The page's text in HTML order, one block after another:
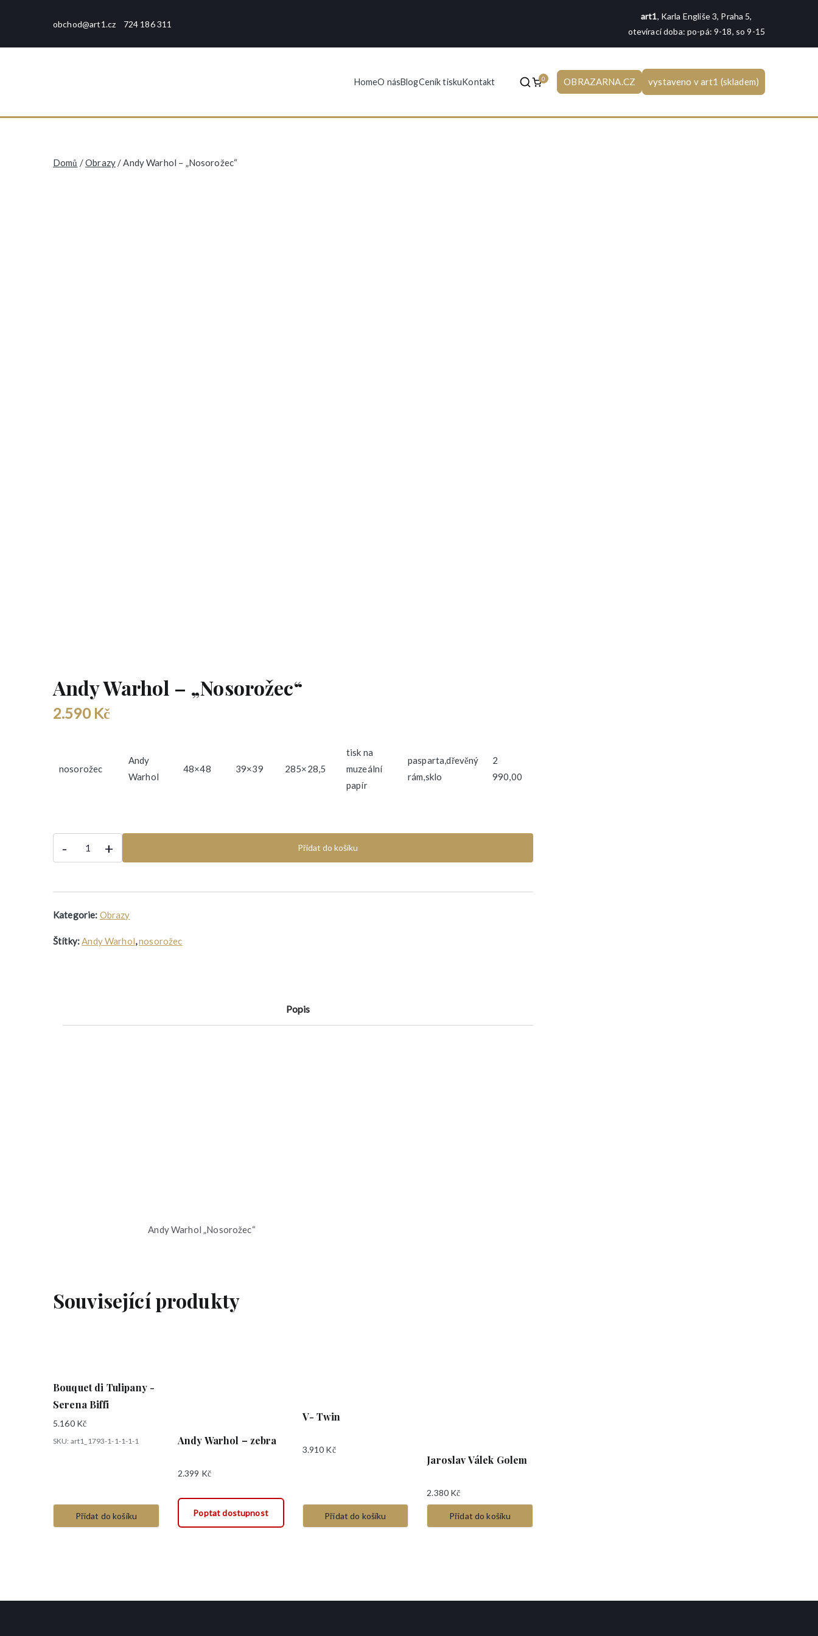
obchod@art1.cz 724 186 311
art1, Karla Engliše 3, Praha 5,
otevírací doba: po-pá: 9-18, so 9-15
HomeO násBlogCeník tiskuKontakt 0 OBRAZARNA.CZ vystaveno v art1 (skladem)
Domů /Obrazy/ Andy Warhol – „Nosorožec“
Andy Warhol – „Nosorožec“
2.590 Kč
nosorožec
Andy
Warhol
48×48 39×39 285×28,5
tisk na
muzeální
papír
pasparta,dřevěný
rám,sklo
2
990,00
-
"Nosorožec"
+ Přidat do košíku
Kategorie: Obrazy
Štítky:Andy Warhol,nosorožec
Popis
Andy Warhol „Nosorožec“
Související produkty
Bouquet di Tulipany -
Serena Biffi
5.160 Kč
SKU: art1_1793-1-1-1-1-1
Přidat do košíku
Andy Warhol – zebra
2.399 Kč
Poptat dostupnost
V- Twin
3.910 Kč
Přidat do košíku
Jaroslav Válek Golem
2.380 Kč
Přidat do košíku